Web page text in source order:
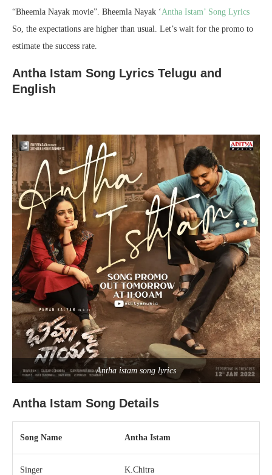
“Bheemla Nayak movie”. Bheemla Nayak ‘Antha Istam’ Song Lyrics
So, the expectations are higher than usual. Let’s wait for the promo to
estimate the success rate.
Antha Istam Song Lyrics Telugu and
English
Antha istam song lyrics
Antha Istam Song Details
Song Name Antha Istam
Singer K.Chitra